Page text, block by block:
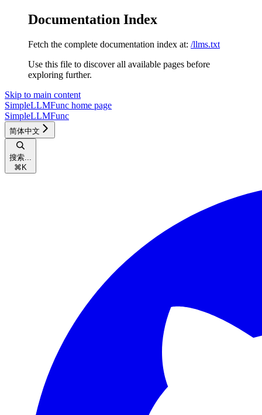
Documentation Index
Fetch the complete documentation index at: /llms.txt
Use this file to discover all available pages before
exploring further.
Skip to main content
SimpleLLMFunc home page
SimpleLLMFunc
简体中文
搜索...
⌘ K